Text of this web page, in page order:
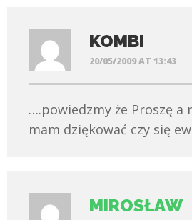
KOMBI
20/05/2009 AT 13:43
….powiedzmy że Proszę a
mam dziękować czy się
MIROSŁAW